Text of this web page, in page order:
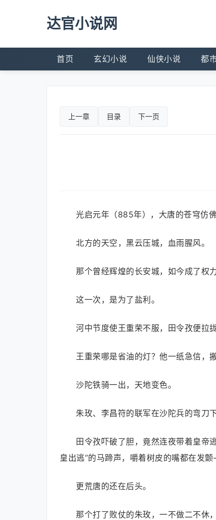
达官小说网
首页 玄幻小说 仙侠小说 都
上一章 目录 下一页
光启元年（885年），大唐的苍穹仿
北方的天空，黑云压城，血雨腥风。
那个曾经辉煌的长安城，如今成了权
这一次，是为了盐利。
河中节度使王重荣不服，田令孜便拉
王重荣哪是省油的灯？他一纸急信，
沙陀铁骑一出，天地变色。
朱玫、李昌符的联军在沙陀兵的弯刀
田令孜吓破了胆，竟然连夜带着皇帝
皇出逃”的马蹄声，嚼着树皮的嘴都在发
更荒唐的还在后头。
那个打了败仗的朱玫，一不做二不休